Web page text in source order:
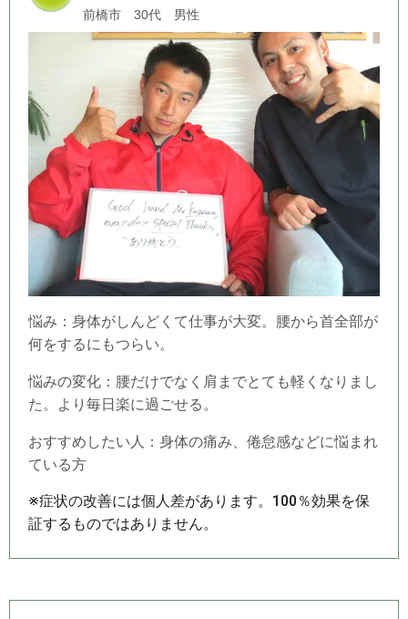
前橋市 30代 男性
悩み：身体がしんどくて仕事が大変。腰から首全部が
何をするにもつらい。
悩みの変化：腰だけでなく肩までとても軽くなりまし
た。より毎日楽に過ごせる。
おすすめしたい人：身体の痛み、倦怠感などに悩まれ
ている方
※症状の改善には個人差があります。100％効果を保
証するものではありません。